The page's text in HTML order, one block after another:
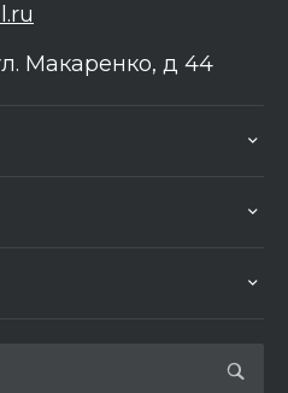
Макаренко, д 44